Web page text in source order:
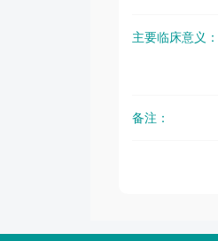
主要临床意义：
备注：